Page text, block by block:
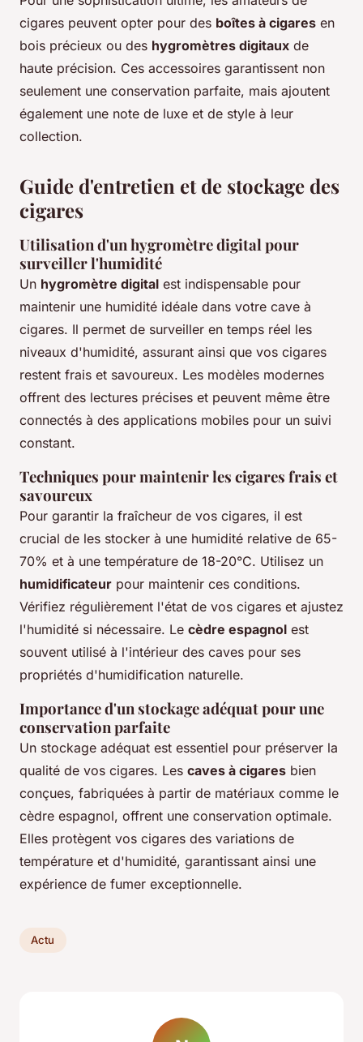
cigares peuvent opter pour des boîtes à cigares en
bois précieux ou des hygromètres digitaux de
haute précision. Ces accessoires garantissent non
seulement une conservation parfaite, mais ajoutent
également une note de luxe et de style à leur
collection.
Guide d'entretien et de stockage des
cigares
Utilisation d'un hygromètre digital pour
surveiller l'humidité
Un hygromètre digital est indispensable pour
maintenir une humidité idéale dans votre cave à
cigares. Il permet de surveiller en temps réel les
niveaux d'humidité, assurant ainsi que vos cigares
restent frais et savoureux. Les modèles modernes
offrent des lectures précises et peuvent même être
connectés à des applications mobiles pour un suivi
constant.
Techniques pour maintenir les cigares frais et
savoureux
Pour garantir la fraîcheur de vos cigares, il est
crucial de les stocker à une humidité relative de 65-
70% et à une température de 18-20°C. Utilisez un
humidificateur pour maintenir ces conditions.
Vérifiez régulièrement l'état de vos cigares et ajustez
l'humidité si nécessaire. Le cèdre espagnol est
souvent utilisé à l'intérieur des caves pour ses
propriétés d'humidification naturelle.
Importance d'un stockage adéquat pour une
conservation parfaite
Un stockage adéquat est essentiel pour préserver la
qualité de vos cigares. Les caves à cigares bien
conçues, fabriquées à partir de matériaux comme le
cèdre espagnol, offrent une conservation optimale.
Elles protègent vos cigares des variations de
température et d'humidité, garantissant ainsi une
expérience de fumer exceptionnelle.
Actu